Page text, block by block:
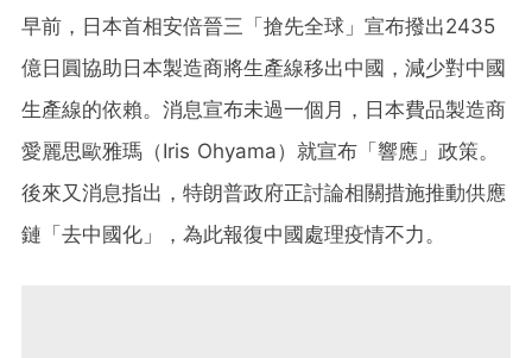
早前，日本首相安倍晉三「搶先全球」宣布撥出2435
億日圓協助日本製造商將生產線移出中國，減少對中國
生產線的依賴。消息宣布未過一個月，日本費品製造商
愛麗思歐雅瑪（Iris Ohyama）就宣布「響應」政策。
後來又消息指出，特朗普政府正討論相關措施推動供應
鏈「去中國化」，為此報復中國處理疫情不力。